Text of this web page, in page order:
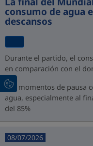
consumo de agua
descansos
Durante el partido, el
en comparación con el
Los momentos de pausa
agua, especialmente al
del 85%
08/07/2026